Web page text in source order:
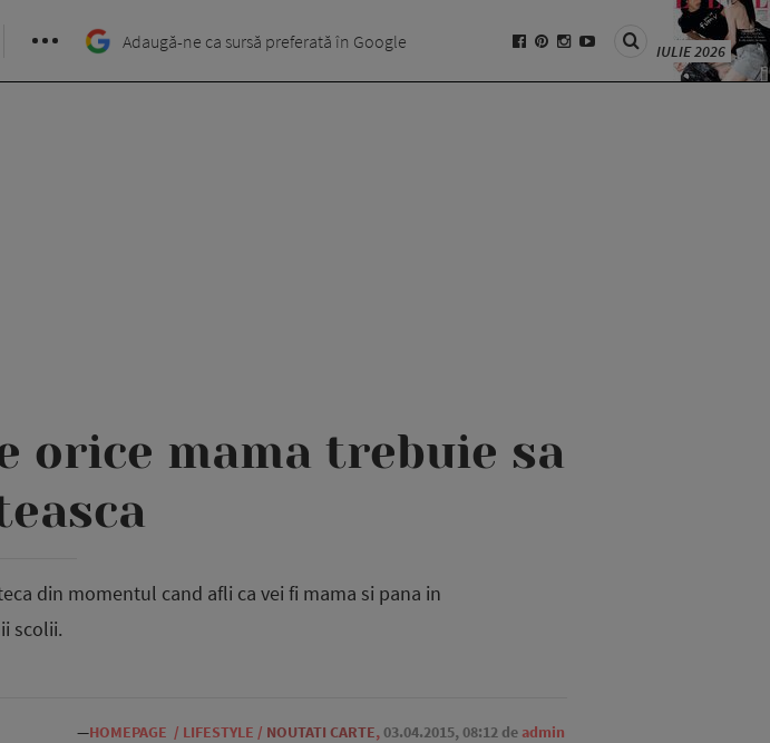
Adaugă-ne ca sursă preferată în Google IULIE 2026
orice mama trebuie sa
din momentul cand afli ca vei fi mama si pana in
scolii.
—HOMEPAGE / LIFESTYLE / NOUTATI CARTE,03.04.2015, 08:12 de admin